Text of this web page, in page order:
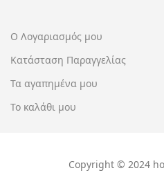
Ο Λογαριασμός μου
Κατάσταση Παραγγελίας
Τα αγαπημένα μου
Το καλάθι μου
Copyright © 2024